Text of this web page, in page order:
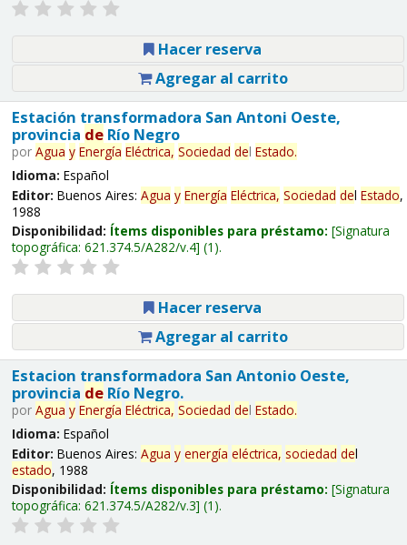
Hacer reserva
Agregar al carrito
Estación transformadora San Antoni Oeste,
provincia deRío Negro
por Agua y Energía Eléctrica, Sociedad del Estado.
Idioma: Español
Editor: Buenos Aires: Agua y Energía Eléctrica, Sociedad del Estado,
1988
Disponibilidad: Ítems disponibles para préstamo: Signatura
topográfica: 621.374.5/A282/v.4 (1).
Hacer reserva
Agregar al carrito
Estacion transformadora San Antonio Oeste,
provincia deRío Negro.
por Agua y Energía Eléctrica, Sociedad del Estado.
Idioma: Español
Editor: Buenos Aires: Agua y energía eléctrica, sociedad del
estado, 1988
Disponibilidad: Ítems disponibles para préstamo: Signatura
topográfica: 621.374.5/A282/v.3 (1).